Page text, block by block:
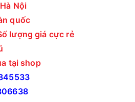
Nội
quốc
lượng giá cực rẻ
tại shop